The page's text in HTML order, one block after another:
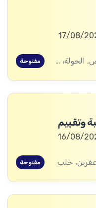
تلدو، حمص, الحولة، حمص مفتوحة
وتقييم
حلب مفتوحة